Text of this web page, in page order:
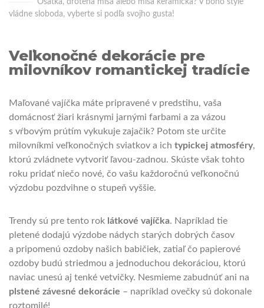
Ošatka, drôtená misa alebo misa keramická? V boho štýle
vládne sloboda, vyberte si podľa svojho gusta!
Veľkonočné dekorácie pre
milovníkov romantickej tradície
Maľované vajíčka máte pripravené v predstihu, vaša
domácnosť žiari krásnymi jarnými farbami a za vázou
s vŕbovým prútím vykukuje zajačik? Potom ste určite
milovníkmi veľkonočných sviatkov a ich typickej atmosféry,
ktorú zvládnete vytvoriť ľavou-zadnou. Skúste však tohto
roku pridať niečo nové, čo vašu každoročnú veľkonočnú
výzdobu pozdvihne o stupeň vyššie.
Trendy sú pre tento rok látkové vajíčka. Napríklad tie
pletené dodajú výzdobe nádych starých dobrých časov
a pripomenú ozdoby našich babičiek, zatiaľ čo papierové
ozdoby budú striedmou a jednoduchou dekoráciou, ktorú
naviac unesú aj tenké vetvičky. Nesmieme zabudnúť ani na
plstené závesné dekorácie – napríklad ovečky sú dokonale
roztomilé!